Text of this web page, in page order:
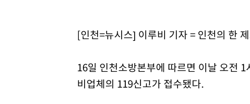
여수 오동도 해상서 모터보트 전복…1명 사망·1명 실종
축구협회 "압수수색·성접대 논란 사과…쇄신의 기회로
[속보]'압수수색·성접대 논란' 축구협회 "실망과 걱정 안
[인천=뉴시스] 이루비 기자 = 인천의 한
16일 인천소방본부에 따르면 이날 오전
비업체의 119신고가 접수됐다.